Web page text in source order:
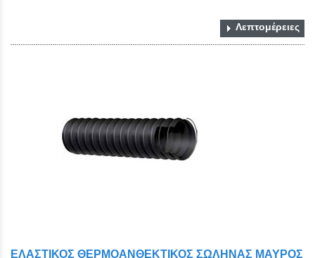
Λεπτομέρειες
ΕΛΑΣΤΙΚΟΣ ΘΕΡΜΟΑΝΘΕΚΤΙΚΟΣ ΣΩΛΗΝΑΣ ΜΑΥΡΟΣ